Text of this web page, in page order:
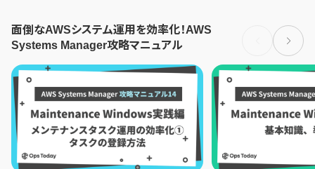
面倒なAWSシステム運用を効率化！AWS
Systems Manager攻略マニュアル